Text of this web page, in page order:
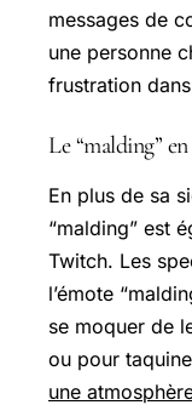
messages de
une personne
frustration
Le “malding”
En plus de sa
“malding” est
Twitch. Les
l’émote
se moquer de
ou pour
une